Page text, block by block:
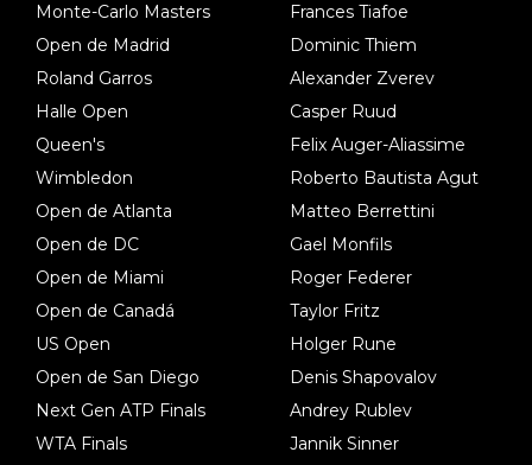
Monte-Carlo Masters
Open de Madrid
Roland Garros
Halle Open
Queen's
Wimbledon
Open de Atlanta
Open de DC
Open de Miami
Open de Canadá
US Open
Open de San Diego
Next Gen ATP Finals
WTA Finals
Frances Tiafoe
Dominic Thiem
Alexander Zverev
Casper Ruud
Felix Auger-Aliassime
Roberto Bautista Agut
Matteo Berrettini
Gael Monfils
Roger Federer
Taylor Fritz
Holger Rune
Denis Shapovalov
Andrey Rublev
Jannik Sinner